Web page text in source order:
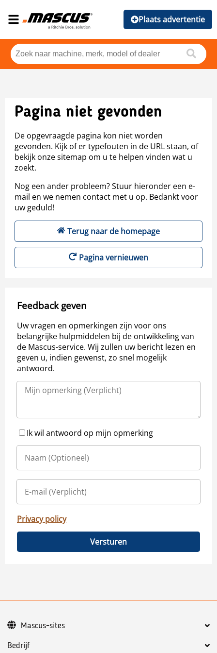
Plaats advertentie
Pagina niet gevonden
De opgevraagde pagina kon niet worden
gevonden. Kijk of er typefouten in de URL staan, of
bekijk onze sitemap om u te helpen vinden wat u
zoekt.
Nog een ander probleem? Stuur hieronder een e-
mail en we nemen contact met u op. Bedankt voor
uw geduld!
Terug naar de homepage
Pagina vernieuwen
Feedback geven
Uw vragen en opmerkingen zijn voor ons
belangrijke hulpmiddelen bij de ontwikkeling van
de Mascus-service. Wij zullen uw bericht lezen en
geven u, indien gewenst, zo snel mogelijk
antwoord.
Ik wil antwoord op mijn opmerking
Privacy policy
Versturen
Bedrijf
Mascus-sites